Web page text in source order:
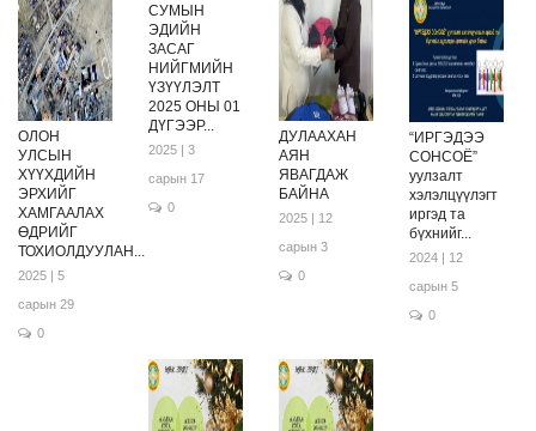
ОЛОН
УЛСЫН
ХҮҮХДИЙН
ЭРХИЙГ
ХАМГААЛАХ
ӨДРИЙГ
ТОХИОЛДУУЛАН...
2025 | 5
сарын 29
0
СУМЫН
ЭДИЙН
ЗАСАГ
НИЙГМИЙН
ҮЗҮҮЛЭЛТ
2025 ОНЫ 01
ДҮГЭЭР...
2025 | 3
сарын 17
0
ДУЛААХАН
АЯН
ЯВАГДАЖ
БАЙНА
2025 | 12
сарын 3
0
“ИРГЭДЭЭ
СОНСОЁ”
уулзалт
хэлэлцүүлэгт
иргэд та
бүхнийг...
2024 | 12
сарын 5
0